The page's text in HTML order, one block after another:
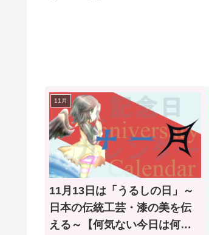
11月
11月13日は「うるしの日」～
日本の伝統工芸・漆の美を伝
える～【何気ない今日は何の